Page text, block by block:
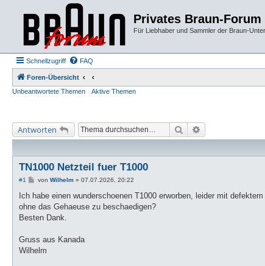
Privates Braun-Forum
Für Liebhaber und Sammler der Braun-
Schnellzugriff FAQ
Foren-Übersicht
Unbeantwortete Themen
Aktive Themen
Antworten Suche
TN1000 Netzteil fuer T1000
#1
B
i
r
a
von Wilhelm» 07.07.2026, 20:22
Ich habe einen wunderschoenen T1000 erworben, leider mit
ohne das Gehaeuse zu beschaedigen?
Besten Dank.
Gruss aus Kanada
Wilhelm